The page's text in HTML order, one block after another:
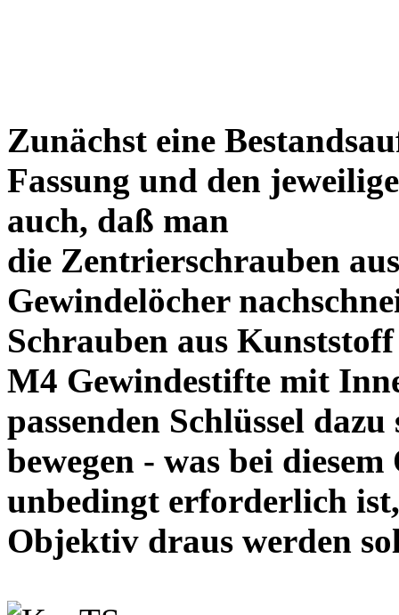
Zunächst eine
Fassung und den
auch, daß man
die Zentrierschrauben
Gewindelöcher
Schrauben aus
M4 Gewindestifte mit
passenden Schlüssel
bewegen - was bei
unbedingt erforderlich
Objektiv draus